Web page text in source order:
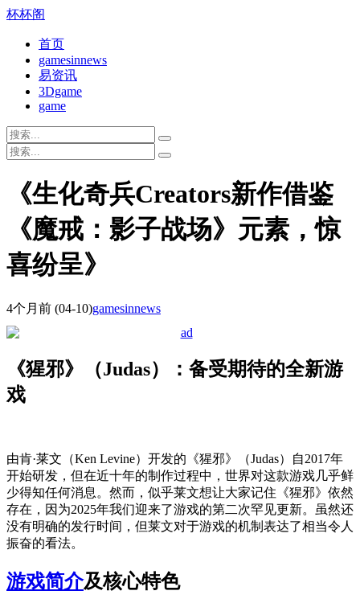
杯杯阁
首页
gamesinnews
易资讯
3Dgame
game
《生化奇兵Creators新作借鉴
《魔戒：影子战场》元素，惊
喜纷呈》
4个月前 (04-10)gamesinnews
《猩邪》（Judas）：备受期待的全新游
戏
由肯·莱文（Ken Levine）开发的《猩邪》（Judas）自2017年
开始研发，但在近十年的制作过程中，世界对这款游戏几乎鲜
少得知任何消息。然而，似乎莱文想让大家记住《猩邪》依然
存在，因为2025年我们迎来了游戏的第二次罕见更新。虽然还
没有明确的发行时间，但莱文对于游戏的机制表达了相当令人
振奋的看法。
游戏简介及核心特色